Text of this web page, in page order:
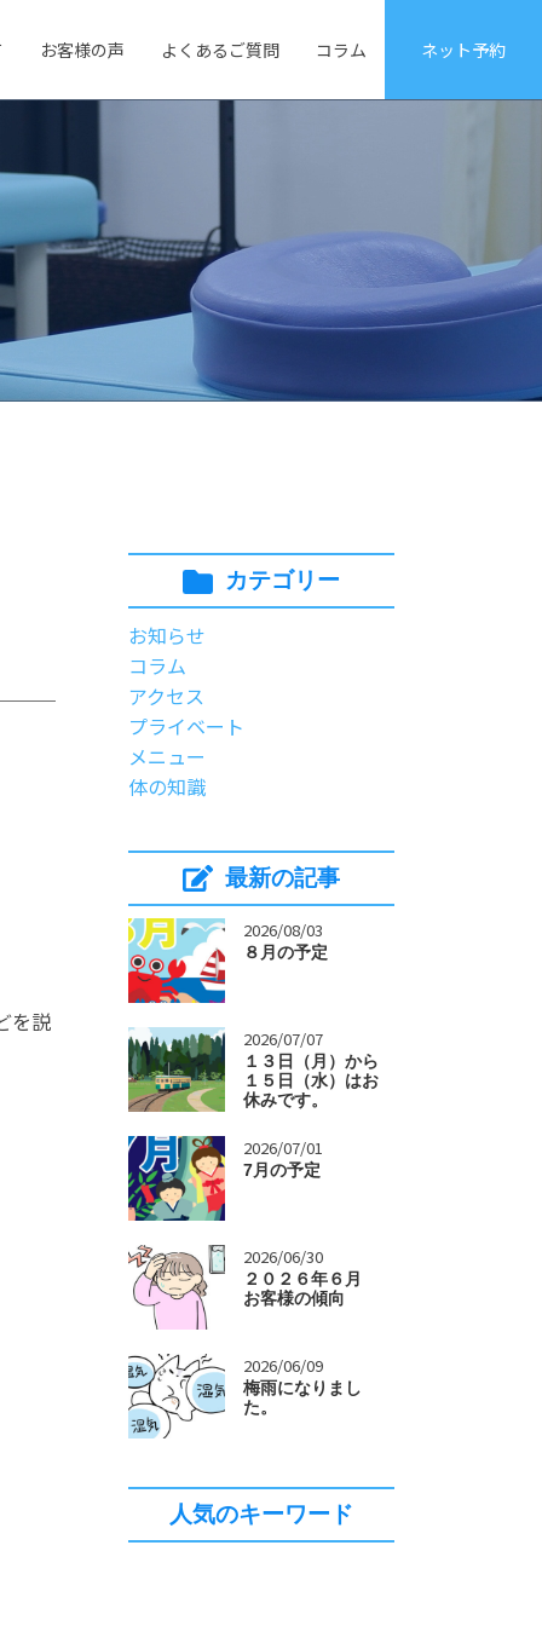
お客様の声 よくあるご質問 コラム ネット予約
を説
カテゴリー
お知らせ
コラム
アクセス
プライベート
メニュー
体の知識
最新の記事
> 2026/08/03
８月の予定
> 2026/07/07
１３日（月）から
１５日（水）はお
休みです。
> 2026/07/01
7月の予定
> 2026/06/30
２０２６年６月
お客様の傾向
> 2026/06/09
梅雨になりまし
た。
人気のキーワード